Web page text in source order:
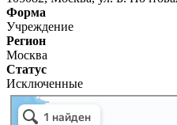
Форма
Учреждение
Регион
Москва
Статус
Исключенные